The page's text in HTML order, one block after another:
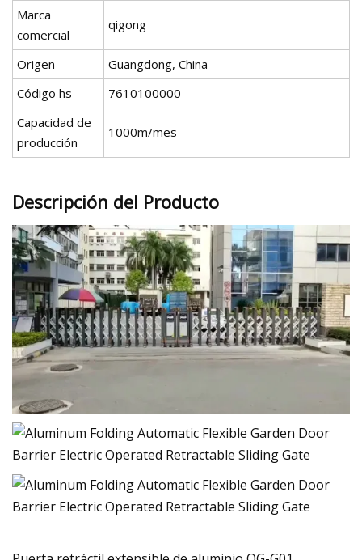
Marca
comercial
qigong
Origen
Guangdong, China
Código hs
7610100000
Capacidad de
producción
1000m/mes
Descripción del Producto